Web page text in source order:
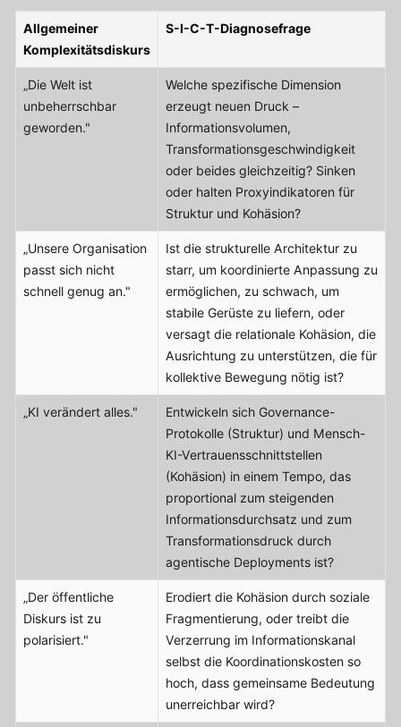
Allgemeiner
Komplexitätsdiskurs
S-I-C-T-Diagnosefrage
„Die Welt ist
unbeherrschbar
geworden."
Welche spezifische Dimension
erzeugt neuen Druck –
Informationsvolumen,
Transformationsgeschwindigkeit
oder beides gleichzeitig? Sinken
oder halten Proxyindikatoren für
Struktur und Kohäsion?
„Unsere Organisation
passt sich nicht
schnell genug an."
Ist die strukturelle Architektur zu
starr, um koordinierte Anpassung zu
ermöglichen, zu schwach, um
stabile Gerüste zu liefern, oder
versagt die relationale Kohäsion, die
Ausrichtung zu unterstützen, die für
kollektive Bewegung nötig ist?
„KI verändert alles."
Entwickeln sich Governance-
Protokolle (Struktur) und Mensch-
KI-Vertrauensschnittstellen
(Kohäsion) in einem Tempo, das
proportional zum steigenden
Informationsdurchsatz und zum
Transformationsdruck durch
agentische Deployments ist?
„Der öffentliche
Diskurs ist zu
polarisiert."
Erodiert die Kohäsion durch soziale
Fragmentierung, oder treibt die
Verzerrung im Informationskanal
selbst die Koordinationskosten so
hoch, dass gemeinsame Bedeutung
unerreichbar wird?